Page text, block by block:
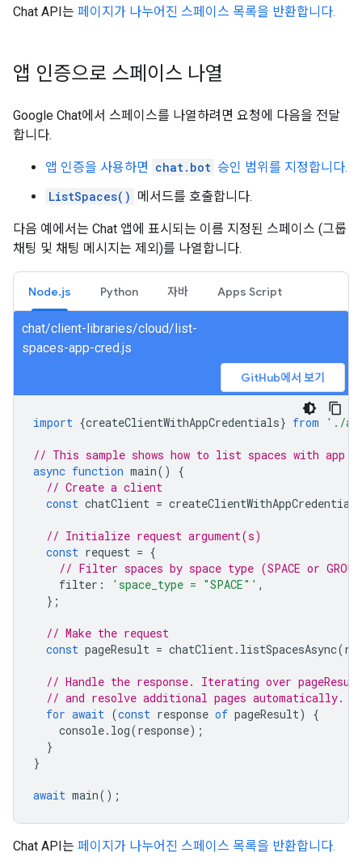
Chat API는 페이지가 나누어진 스페이스 목록을 반환합니다.
앱 인증으로 스페이스 나열
Google Chat에서 스페이스를 나열하려면 요청에 다음을 전달
합니다.
앱 인증을 사용하면 chat.bot 승인 범위를 지정합니다.
ListSpaces() 메서드를 호출합니다.
다음 예에서는 Chat 앱에 표시되는 이름 지정된 스페이스 (그룹
채팅 및 채팅 메시지는 제외)를 나열합니다.
Node.js Python 자바 Apps Script
chat/client-libraries/cloud/list-
spaces-app-cred.js
GitHub에서 보기
import {createClientWithAppCredentials} from './
// This sample shows how to list spaces with app
async function main()
{
// Create a client
const chatClient = createClientWithAppCredentials
// Initialize request argument(s)
const request = {
// Filter spaces by space type (SPACE or
filter : 'space_type = "SPACE"' ,
};
// Make the request
const pageResult = chatClient. listSpacesAsync(
// Handle the response. Iterating over
// and resolve additional pages automatically.
for await (const response of pageResult)
{
console. log(response);
}
}
await main();
Chat API는 페이지가 나누어진 스페이스 목록을 반환합니다.